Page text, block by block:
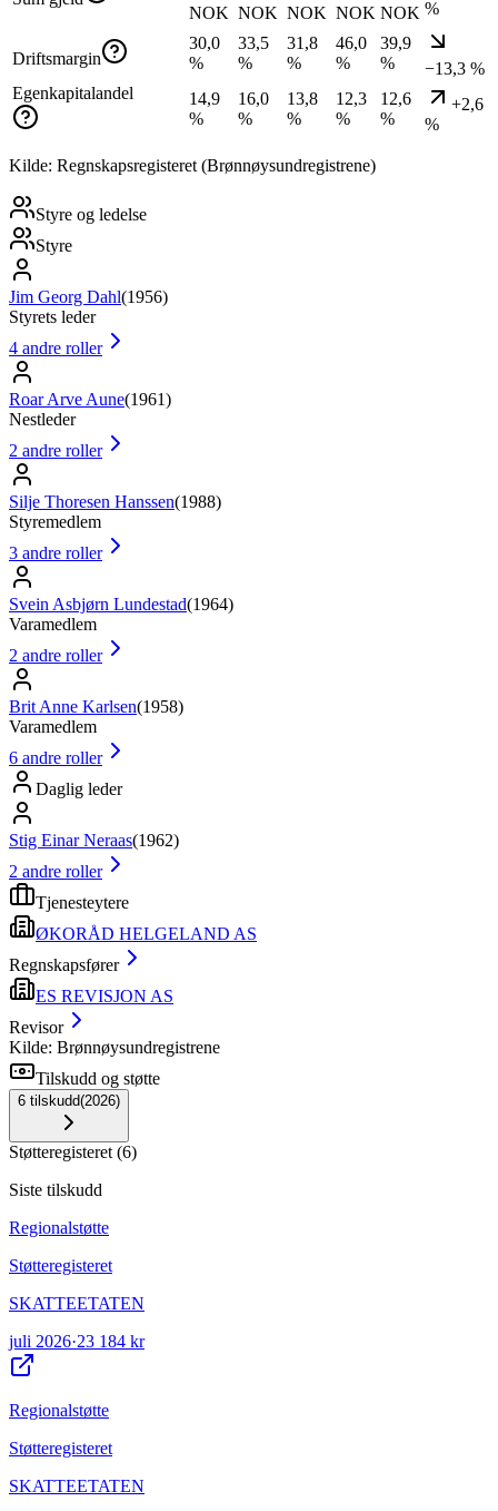
NOK NOK NOK NOK NOK %
Driftsmargin
30,0
%
33,5
%
31,8
%
46,0
%
39,9
%
−13,3 %
Egenkapitalandel
14,9
%
16,0
%
13,8
%
12,3
%
12,6
%
+2,6
%
Kilde: Regnskapsregisteret (Brønnøysundregistrene)
Styre og ledelse
Styre
Jim Georg Dahl(1956)
Styrets leder
4 andre roller
Roar Arve Aune(1961)
Nestleder
2 andre roller
Silje Thoresen Hanssen(1988)
Styremedlem
3 andre roller
Svein Asbjørn Lundestad(1964)
Varamedlem
2 andre roller
Brit Anne Karlsen(1958)
Varamedlem
6 andre roller
Daglig leder
Stig Einar Neraas(1962)
2 andre roller
Tjenesteytere
ØKORÅD HELGELAND AS
Regnskapsfører
ES REVISJON AS
Revisor
Kilde: Brønnøysundregistrene
Tilskudd og støtte
6 tilskudd(2026)
Støtteregisteret (6)
Siste tilskudd
Regionalstøtte
Støtteregisteret
SKATTEETATEN
juli 2026·23 184 kr
Regionalstøtte
Støtteregisteret
SKATTEETATEN